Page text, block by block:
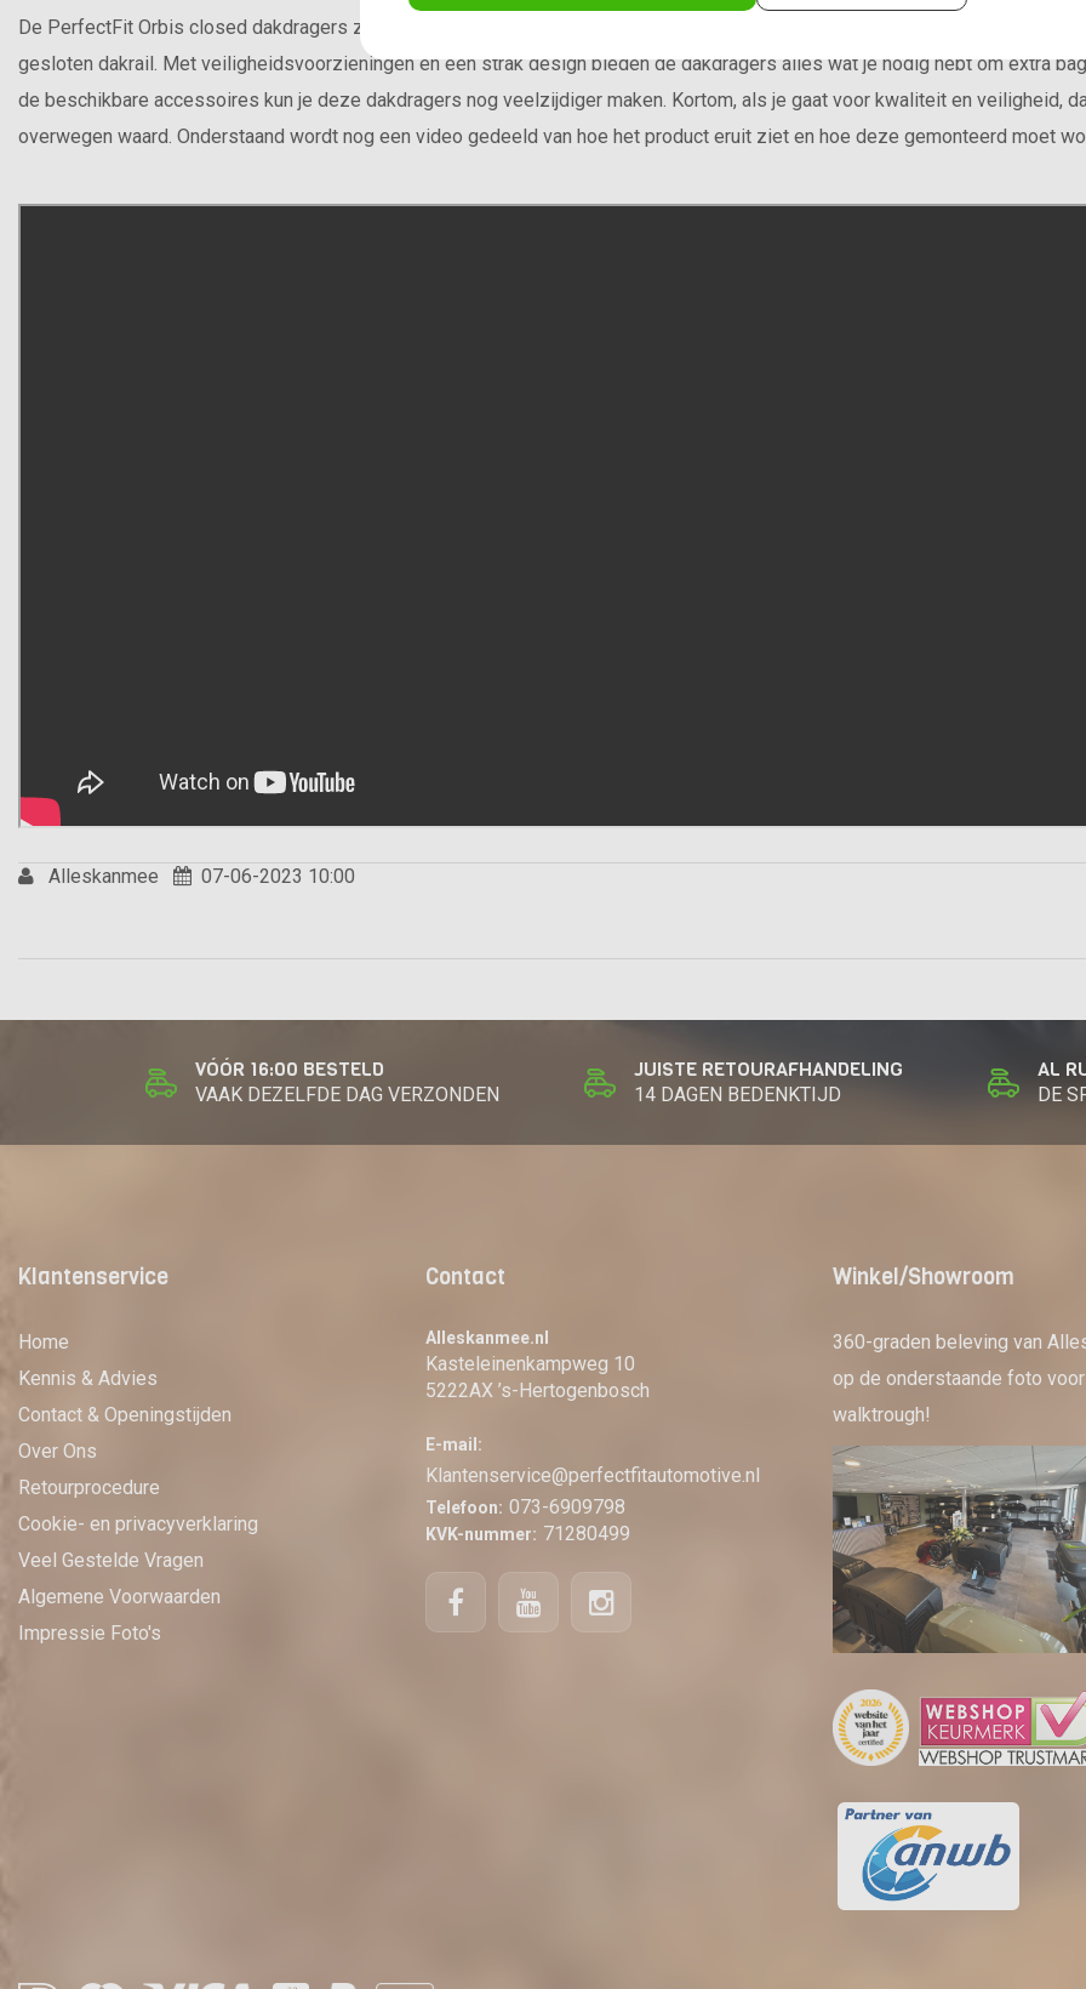
De PerfectFit Orbis closed dakdragers zijn een uitstekende keuze voor iedereen die op zoek is naar hoogwaardige, duurzame
gesloten dakrail. Met veiligheidsvoorzieningen en een strak design bieden de dakdragers alles wat je nodig hebt om extra
de beschikbare accessoires kun je deze dakdragers nog veelzijdiger maken. Kortom, als je gaat voor kwaliteit en veiligheid,
overwegen waard. Onderstaand wordt nog een video gedeeld van hoe het product eruit ziet en hoe deze gemonteerd moet
Alleskanmee 07-06-2023 10:00
VÓÓR 16:00 BESTELD
VAAK DEZELFDE DAG VERZONDEN
JUISTE RETOURAFHANDELING
14 DAGEN BEDENKTIJD
AL
DE
Klantenservice
Home
Kennis & Advies
Contact & Openingstijden
Over Ons
Retourprocedure
Cookie- en privacyverklaring
Veel Gestelde Vragen
Algemene Voorwaarden
Impressie Foto's
Contact
Alleskanmee.nl
Kasteleinenkampweg 10
5222AX ’s-Hertogenbosch
E-mail:
Klantenservice@perfectfitautomotive.nl
Telefoon: 073-6909798
KVK-nummer: 71280499
Winkel/Showroom
360-graden beleving van
op de onderstaande foto
walktrough!